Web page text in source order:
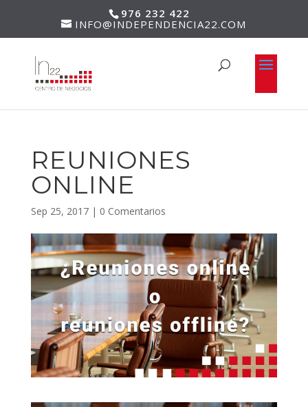
976 232 422
INFO@INDEPENDENCIA22.COM
REUNIONES
ONLINE
Sep 25, 2017| 0 Comentarios